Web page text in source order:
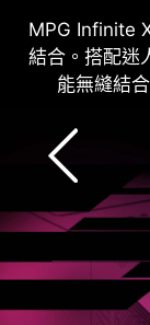
MPG Infinite
結合。搭配迷
能無縫結
4mm 鋼化玻
擾影響電子
定義
Mystic Light
VGA